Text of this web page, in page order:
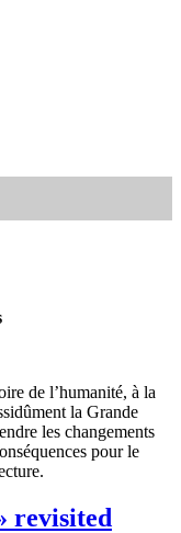
de l’humanité, à la
la Grande
les changements
pour le
revisited